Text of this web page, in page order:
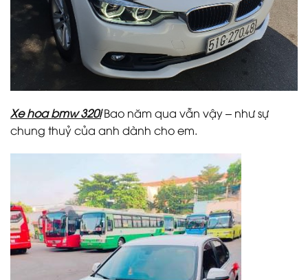
Xe hoa bmw 320iBao năm qua vẫn vậy – như sự
chung thuỷ của anh dành cho em.